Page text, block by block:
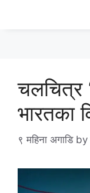
चलचित्र
भारतका
९ महिना अगाडि by